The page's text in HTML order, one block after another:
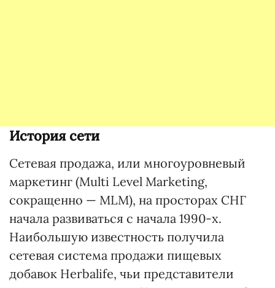
История сети
Сетевая продажа, или многоуровневый
маркетинг (Multi Level Marketing,
сокращенно — MLM), на просторах СНГ
начала развиваться с начала 1990-х.
Наибольшую известность получила
сетевая система продажи пищевых
добавок Herbalife, чьи представители